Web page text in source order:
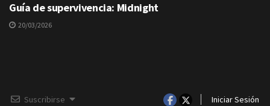
Guía de supervivencia: Midnight
20/03/2026
Suscribirse Iniciar Sesión